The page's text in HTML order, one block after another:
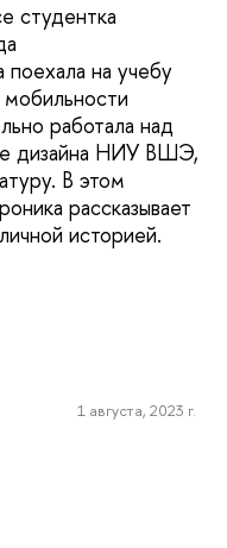
студентка
поехала на учебу
работала над
дизайна НИУ ВШЭ,
В этом
рассказывает
историей.
1 августа, 2023 г.